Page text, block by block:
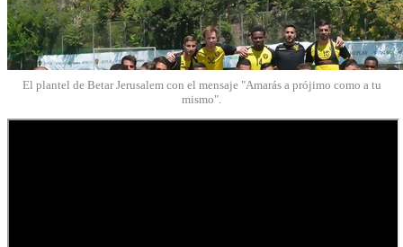
El plantel de Betar Jerusalem con el mensaje "Amarás a prójimo como a tu
mismo".